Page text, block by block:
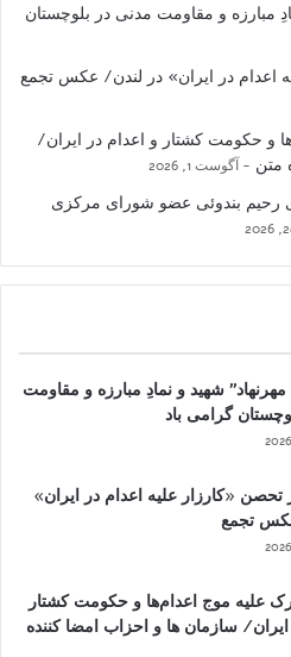
مبارزه و مقاومت مدنی در بلوچستان
اعدام در ایران» در لندن/ عکس تجمع
و حکومت کشتار و اعدام در ایران/
متن
آگوست 1, 2026
رحیم بندوئی عضو شورای مرکزی
مهرنهاد” شهید و نمادِ مبارزه و مقاومت
گرامی باد
تحصن «کارزار علیه اعدام در ایران»
تجمع
علیه موج اعدام‌ها و حکومت کشتار
سازمان ها و احزاب امضا کننده